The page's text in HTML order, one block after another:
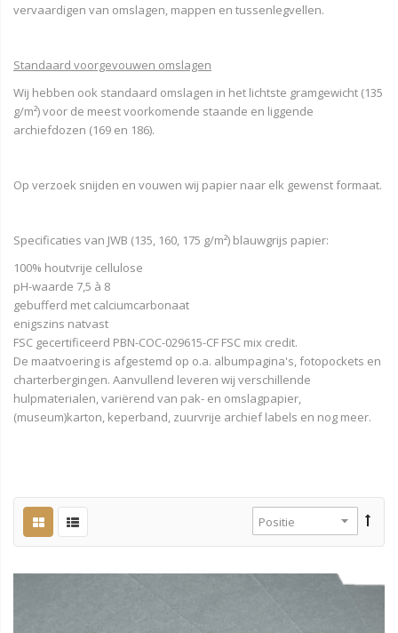
vervaardigen van omslagen, mappen en tussenlegvellen.
Standaard voorgevouwen omslagen
Wij hebben ook standaard omslagen in het lichtste gramgewicht (135
g/m²) voor de meest voorkomende staande en liggende
archiefdozen (169 en 186).
Op verzoek snijden en vouwen wij papier naar elk gewenst formaat.
Specificaties van JWB (135, 160, 175 g/m²) blauwgrijs papier:
100% houtvrije cellulose
pH-waarde 7,5 à 8
gebufferd met calciumcarbonaat
enigszins natvast
FSC gecertificeerd PBN-COC-029615-CF FSC mix credit.
De maatvoering is afgestemd op o.a. albumpagina's, fotopockets en
charterbergingen. Aanvullend leveren wij verschillende
hulpmaterialen, variërend van pak- en omslagpapier,
(museum)karton, keperband, zuurvrije archief labels en nog meer.